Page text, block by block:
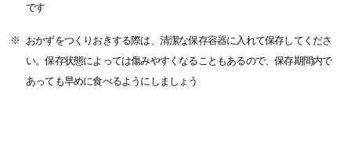
です
おかずをつくりおきする際は、清潔な保存容器に入れて保存してくださ
い。保存状態によっては傷みやすくなることもあるので、保存期間内で
あっても早めに食べるようにしましょう